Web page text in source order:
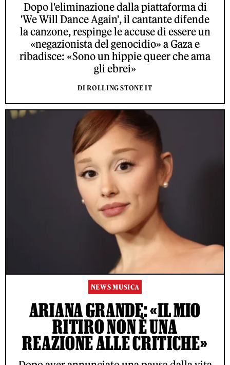
Dopo l'eliminazione dalla piattaforma di
'We Will Dance Again', il cantante difende
la canzone, respinge le accuse di essere un
«negazionista del genocidio» a Gaza e
ribadisce: «Sono un hippie queer che ama
gli ebrei»
DI ROLLING STONE IT
NEWS MUSICA
ARIANA GRANDE: «IL MIO
RITIRO NON È UNA
REAZIONE ALLE CRITICHE»